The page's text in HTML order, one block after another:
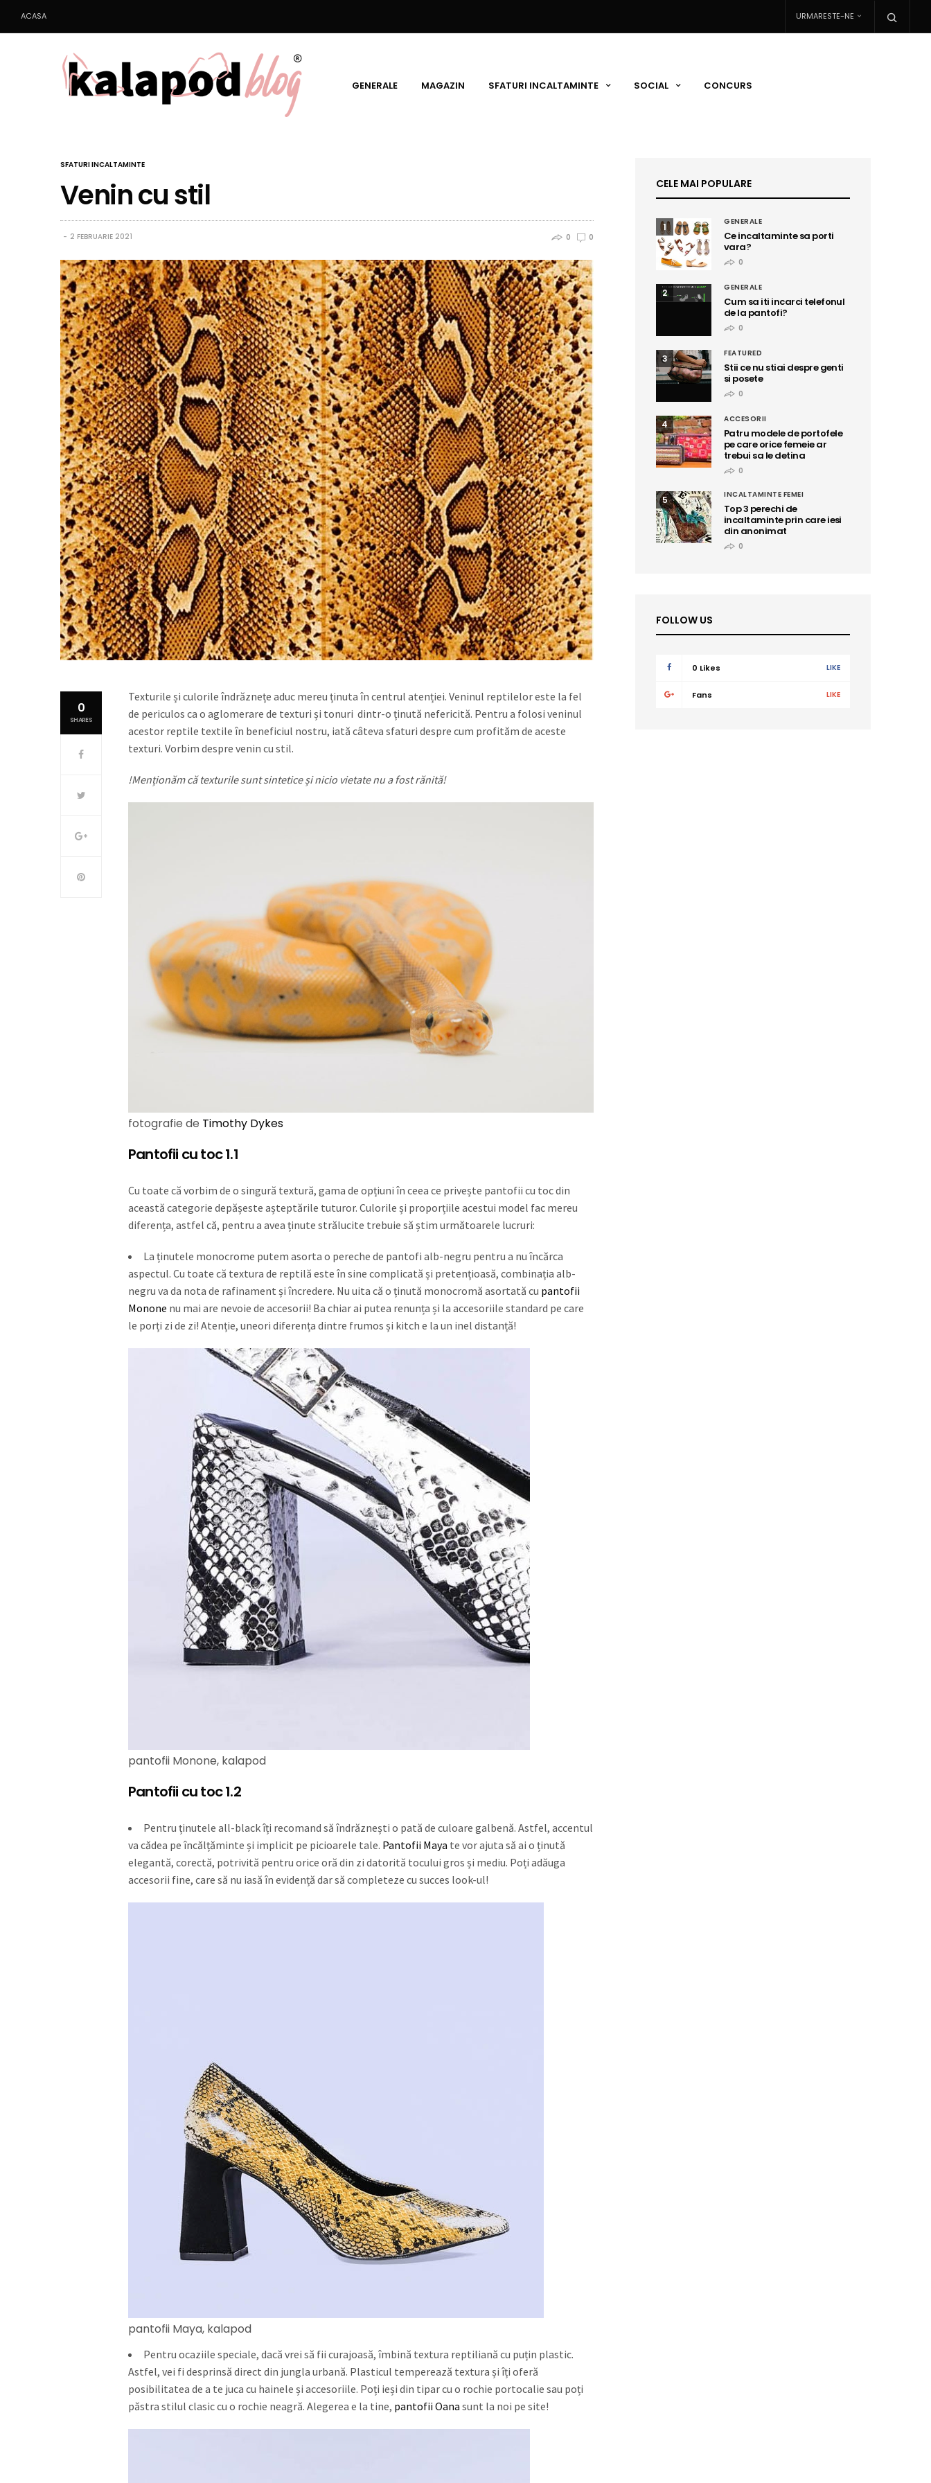
ACASA URMARESTE-NE
GENERALE MAGAZIN SFATURI INCALTAMINTE SOCIAL CONCURS
SFATURI INCALTAMINTE
Venin cu stil
2 FEBRUARIE 2021 0 0
0
SHARES
Texturile și culorile îndrăznețe aduc mereu ținuta în centrul atenției. Veninul reptilelor este la fel
de periculos ca o aglomerare de texturi și tonuri dintr-o ținută nefericită. Pentru a folosi veninul
acestor reptile textile în beneficiul nostru, iată câteva sfaturi despre cum profităm de aceste
texturi. Vorbim despre venin cu stil.
!Menționăm că texturile sunt sintetice și nicio vietate nu a fost rănită!
fotografie de Timothy Dykes
Pantofii cu toc 1.1
Cu toate că vorbim de o singură textură, gama de opțiuni în ceea ce privește pantofii cu toc din
această categorie depășeste așteptările tuturor. Culorile și proporțiile acestui model fac mereu
diferența, astfel că, pentru a avea ținute strălucite trebuie să știm următoarele lucruri:
La ținutele monocrome putem asorta o pereche de pantofi alb-negru pentru a nu încărca
aspectul. Cu toate că textura de reptilă este în sine complicată și pretențioasă, combinația alb-
negru va da nota de rafinament și încredere. Nu uita că o ținută monocromă asortată cu pantofii
Monone nu mai are nevoie de accesorii! Ba chiar ai putea renunța și la accesoriile standard pe care
le porți zi de zi! Atenție, uneori diferența dintre frumos și kitch e la un inel distanță!
pantofii Monone, kalapod
Pantofii cu toc 1.2
Pentru ținutele all-black îți recomand să îndrăznești o pată de culoare galbenă. Astfel, accentul
va cădea pe încălțăminte și implicit pe picioarele tale. Pantofii Maya te vor ajuta să ai o ținută
elegantă, corectă, potrivită pentru orice oră din zi datorită tocului gros și mediu. Poți adăuga
accesorii fine, care să nu iasă în evidență dar să completeze cu succes look-ul!
pantofii Maya, kalapod
Pentru ocaziile speciale, dacă vrei să fii curajoasă, îmbină textura reptiliană cu puțin plastic.
Astfel, vei fi desprinsă direct din jungla urbană. Plasticul temperează textura și îți oferă
posibilitatea de a te juca cu hainele și accesoriile. Poți ieși din tipar cu o rochie portocalie sau poți
păstra stilul clasic cu o rochie neagră. Alegerea e la tine, pantofii Oana sunt la noi pe site!
CELE MAI POPULARE
1 GENERALE
Ce incaltaminte sa porti
vara?
0
2 GENERALE
Cum sa iti incarci telefonul
de la pantofi?
0
3 FEATURED
Stii ce nu stiai despre genti
si posete
0
4 ACCESORII
Patru modele de portofele
pe care orice femeie ar
trebui sa le detina
0
5 INCALTAMINTE FEMEI
Top 3 perechi de
incaltaminte prin care iesi
din anonimat
0
FOLLOW US
0 Likes LIKE
Fans LIKE